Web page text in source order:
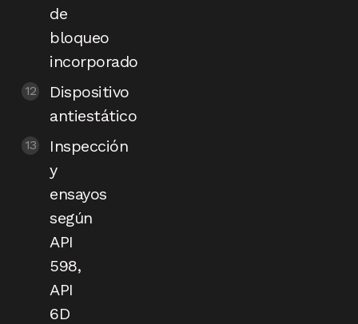
de
bloqueo
incorporado
Dispositivo
antiestático
Inspección
y
ensayos
según
API
598,
API
6D